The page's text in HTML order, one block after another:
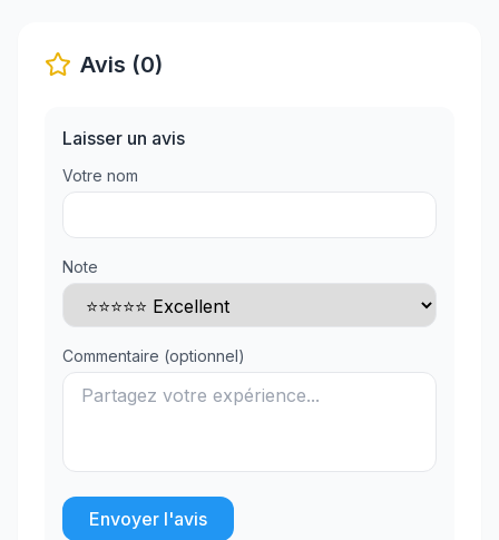
Avis (0)
Laisser un avis
Votre nom
Note
Commentaire (optionnel)
Envoyer l'avis